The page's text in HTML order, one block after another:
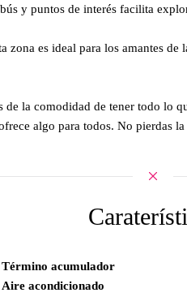
y puntos de interés facilita
zona es ideal para los amantes
la comodidad de tener todo lo
algo para todos. No pierdas
Término acumulador
Aire acondicionado